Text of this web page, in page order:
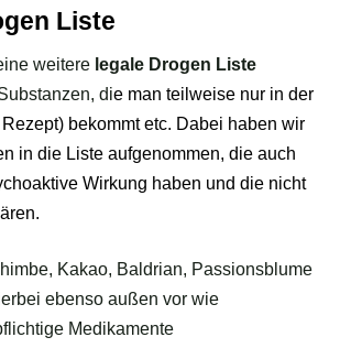
Liste
weitere legale Drogen Liste
die man teilweise nur in der
bekommt etc. Dabei haben wir
in die Liste aufgenommen, die auch
Wirkung haben und die nicht
Kakao, Baldrian, Passionsblume
ebenso außen vor wie
Medikamente